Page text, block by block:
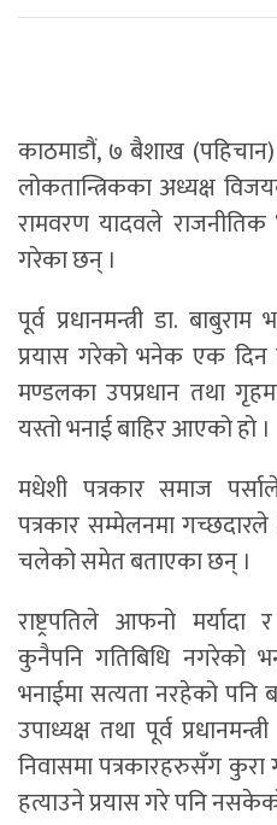
काठमाडौं, ७ बैशाख
लोकतान्त्रिकका अध्यक्ष
रामवरण यादवले राजनीतिक
गरेका छन् ।
पूर्व प्रधानमन्त्री डा. बाबुराम
प्रयास गरेको भनेक एक दिन
मण्डलका उपप्रधान तथा
यस्तो भनाई बाहिर आएको हो ।
मधेशी पत्रकार समाज
पत्रकार सम्मेलनमा
चलेको समेत बताएका छन् ।
राष्ट्रपतिले आफनो मर्यादा
कुनैपनि गतिबिधि नगरेको
भनाईमा सत्यता नरहेको
उपाध्यक्ष तथा पूर्व
निवासमा पत्रकारहरुसँग कुरा
हत्याउने प्रयास गरे पनि